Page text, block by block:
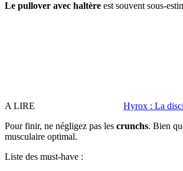
Le pullover avec haltère est souvent sous-
A LIRE
Hyrox : La
Pour finir, ne négligez pas les crunchs. Bien
musculaire optimal.
Liste des must-have :